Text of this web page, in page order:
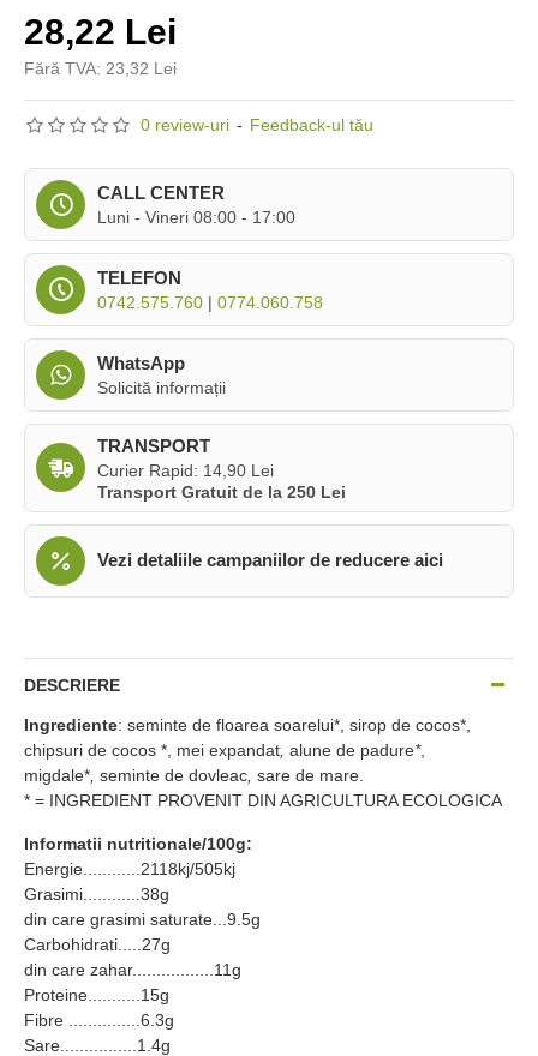
0 review-uri - Feedback-ul tău
28,22 Lei
Fără TVA: 23,32 Lei
CALL CENTER
Luni - Vineri 08:00 - 17:00
TELEFON
0742.575.760 | 0774.060.758
WhatsApp
Solicită informații
TRANSPORT
Curier Rapid: 14,90 Lei
Transport Gratuit de la 250 Lei
Vezi detaliile campaniilor de reducere aici
DESCRIERE
Ingrediente: seminte de floarea soarelui*, sirop de cocos*,
chipsuri de cocos *, mei expandat alune de padure*,
migdale* seminte de dovleac sare de mare.
* = INGREDIENT PROVENIT DIN AGRICULTURA ECOLOGICA
Informatii nutritionale/100g:
Energie............2118kj/505kj
Grasimi............38g
din care grasimi saturate...9.5g
Carbohidrati.....27g
din care zahar.................11g
Proteine...........15g
Fibre ...............6.3g
Sare................1.4g